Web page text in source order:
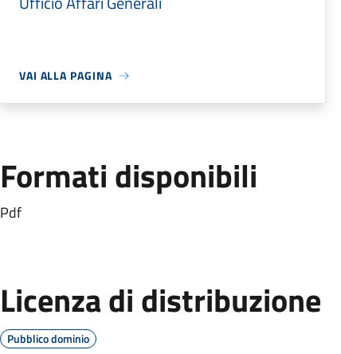
VAI ALLA PAGINA
Formati disponibili
Pdf
Licenza di distribuzione
Pubblico dominio